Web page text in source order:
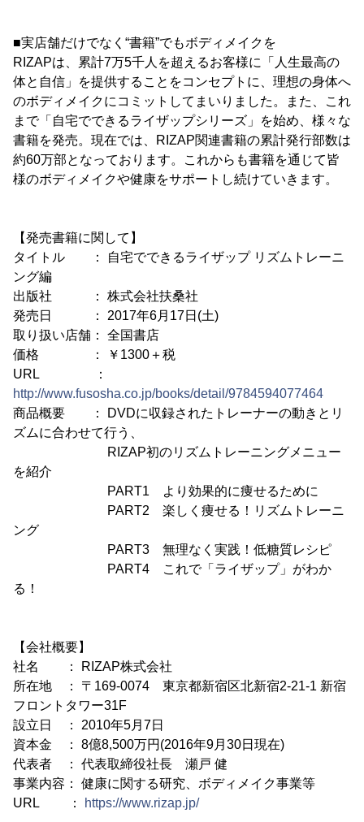
■実店舗だけでなく“書籍”でもボディメイクを
RIZAPは、累計7万5千人を超えるお客様に「人生最高の
体と自信」を提供することをコンセプトに、理想の身体へ
のボディメイクにコミットしてまいりました。また、これ
まで「自宅でできるライザップシリーズ」を始め、様々な
書籍を発売。現在では、RIZAP関連書籍の累計発行部数は
約60万部となっております。これからも書籍を通じて皆
様のボディメイクや健康をサポートし続けていきます。
【発売書籍に関して】
タイトル ： 自宅でできるライザップ リズムトレーニ
ング編
出版社 ： 株式会社扶桑社
発売日 ： 2017年6月17日(土)
取り扱い店舗： 全国書店
価格 ： ￥1300＋税
URL ：
http://www.fusosha.co.jp/books/detail/9784594077464
商品概要 ： DVDに収録されたトレーナーの動きとリ
ズムに合わせて行う、
RIZAP初のリズムトレーニングメニュー
を紹介
PART1 より効果的に痩せるために
PART2 楽しく痩せる！リズムトレーニ
ング
PART3 無理なく実践！低糖質レシピ
PART4 これで「ライザップ」がわか
る！
【会社概要】
社名 ： RIZAP株式会社
所在地 ： 〒169-0074 東京都新宿区北新宿2-21-1 新宿
フロントタワー31F
設立日 ： 2010年5月7日
資本金 ： 8億8,500万円(2016年9月30日現在)
代表者 ： 代表取締役社長 瀬戸 健
事業内容： 健康に関する研究、ボディメイク事業等
URL ：
https://www.rizap.jp/